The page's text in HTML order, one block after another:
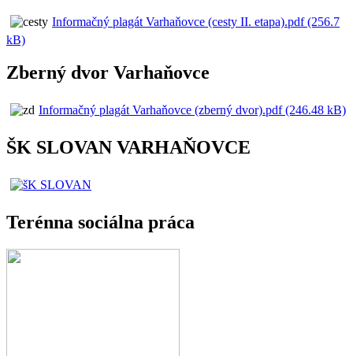
Informačný plagát Varhaňovce (cesty II. etapa).pdf (256.7
kB)
Zberný dvor Varhaňovce
Informačný plagát Varhaňovce (zberný dvor).pdf (246.48 kB)
ŠK SLOVAN VARHAŇOVCE
Terénna sociálna práca